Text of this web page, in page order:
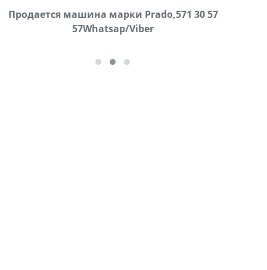
Продается машина марки Prado,571 30 57
57Whatsap/Viber
Продаются грабли под лощадь ,+995 551 08 62
72